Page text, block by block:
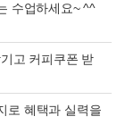
수업하세요~ ^^
고 커피쿠폰 받
로 혜택과 실력을